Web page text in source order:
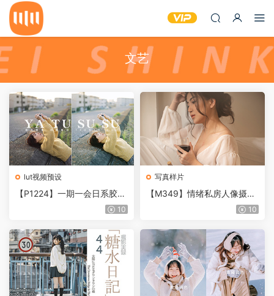
文艺
lut视频预设
【P1224】一期一会日系胶片
PS/LR预设小清新人像XMP配
10
写真样片
【M349】情绪私房人像摄影
10